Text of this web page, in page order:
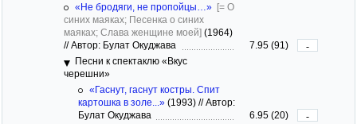
«Не бродяги, не пропойцы…» [= О
синих маяках; Песенка о синих
маяках; Слава женщине моей] (1964)
//Автор: Булат Окуджава 7.95 (91)
-
Песни к спектаклю «Вкус
черешни»
«Гаснут, гаснут костры. Спит
картошка в золе...» (1993) //Автор:
Булат Окуджава
6.95 (20)
-